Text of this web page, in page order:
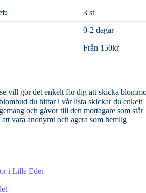
3 st
0-2 dagar
Från 150kr
vill gör det enkelt för dig att skicka
du hittar i vår lista skickar du enkelt
och gåvor till den mottagare som står
vara anonymt och agera som hemlig
i Lilla Edet